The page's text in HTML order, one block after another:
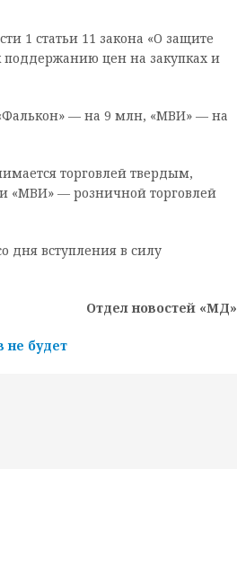
1 статьи 11 закона «О защите
цен на закупках и
— на 9 млн, «МВИ» — на
торговлей твердым,
«МВИ» — розничной торговлей
дня вступления в силу
Отдел новостей «МД»
не будет